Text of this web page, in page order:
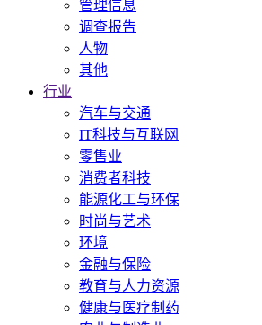
管理信息
调查报告
人物
其他
行业
汽车与交通
IT科技与互联网
零售业
消费者科技
能源化工与环保
时尚与艺术
环境
金融与保险
教育与人力资源
健康与医疗制药